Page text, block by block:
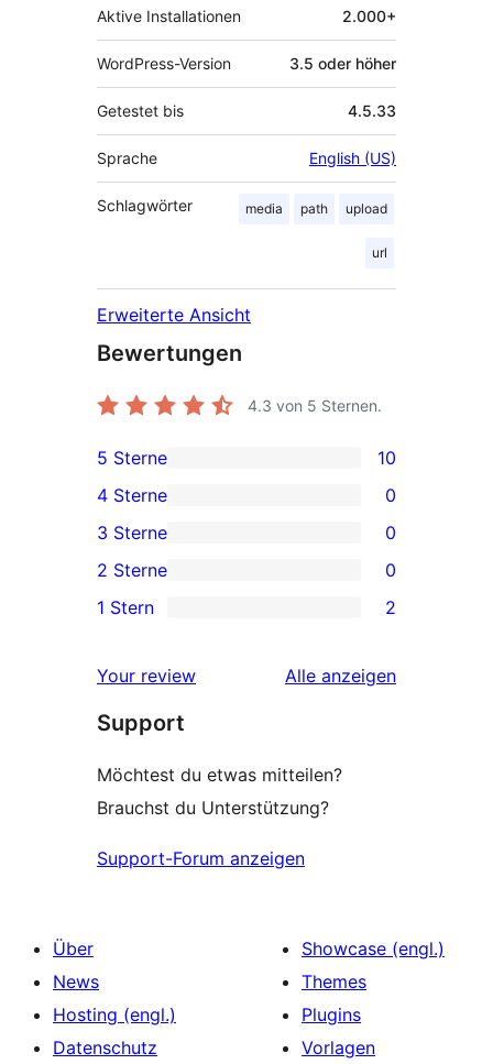
Aktive Installationen 2.000+
WordPress-Version 3.5 oder höher
Getestet bis 4.5.33
Sprache English (US)
Schlagwörter media path upload
url
Erweiterte Ansicht
Bewertungen
4.3 von 5 Sternen.
10 5-
Sterne-
Rezensionen
5 Sterne 10
0 4-
Sterne-
Rezensionen
4 Sterne 0
0 3-
Sterne-
Rezensionen
3 Sterne 0
0 2-
Sterne-
2 Sterne 0
2 1-
Rezensionen
1 Stern 2
Your review Alle Rezensionen
anzeigen
Support
Möchtest du etwas mitteilen?
Brauchst du Unterstützung?
Support-Forum anzeigen
Über
News
Hosting (engl.)
Datenschutz
Showcase (engl.)
Themes
Plugins
Vorlagen